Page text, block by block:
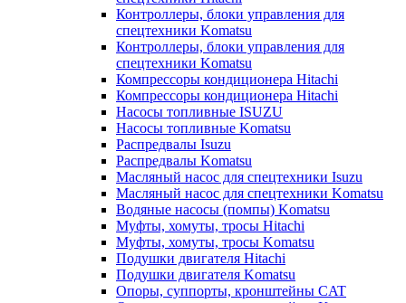
Контроллеры, блоки управления для
спецтехники Komatsu
Контроллеры, блоки управления для
спецтехники Komatsu
Компрессоры кондиционера Hitachi
Компрессоры кондиционера Hitachi
Насосы топливные ISUZU
Насосы топливные Komatsu
Распредвалы Isuzu
Распредвалы Komatsu
Масляный насос для спецтехники Isuzu
Масляный насос для спецтехники Komatsu
Водяные насосы (помпы) Komatsu
Муфты, хомуты, тросы Hitachi
Муфты, хомуты, тросы Komatsu
Подушки двигателя Hitachi
Подушки двигателя Komatsu
Опоры, суппорты, кронштейны CAT